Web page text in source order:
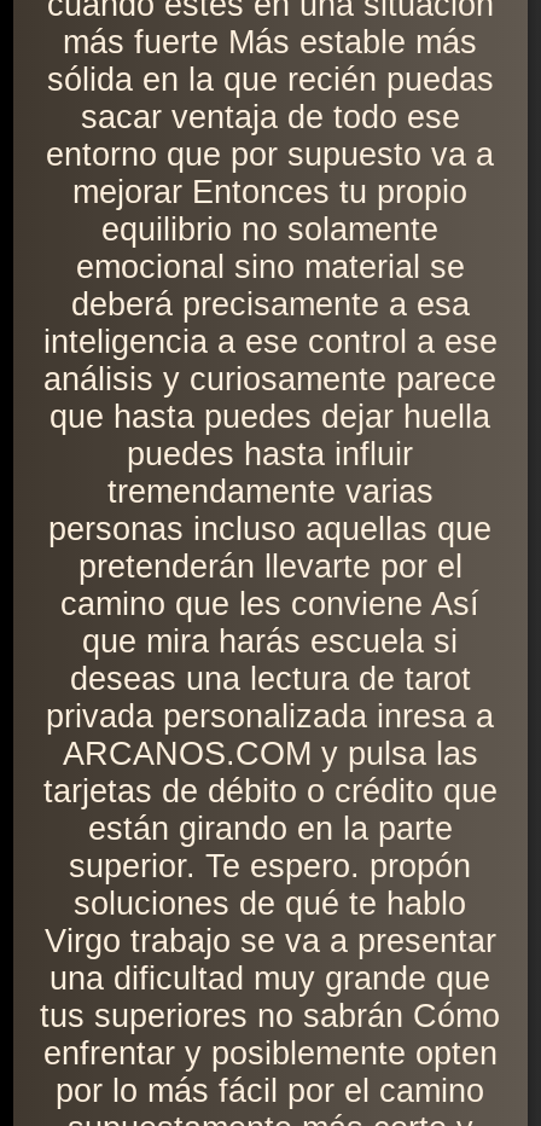
más fuerte Más estable más
sólida en la que recién puedas
sacar ventaja de todo ese
entorno que por supuesto va a
mejorar Entonces tu propio
equilibrio no solamente
emocional sino material se
deberá precisamente a esa
inteligencia a ese control a ese
análisis y curiosamente parece
que hasta puedes dejar huella
puedes hasta influir
tremendamente varias
personas incluso aquellas que
pretenderán llevarte por el
camino que les conviene Así
que mira harás escuela si
deseas una lectura de tarot
privada personalizada inresa a
ARCANOS.COM y pulsa las
tarjetas de débito o crédito que
están girando en la parte
superior. Te espero. propón
soluciones de qué te hablo
Virgo trabajo se va a presentar
una dificultad muy grande que
tus superiores no sabrán Cómo
enfrentar y posiblemente opten
por lo más fácil por el camino